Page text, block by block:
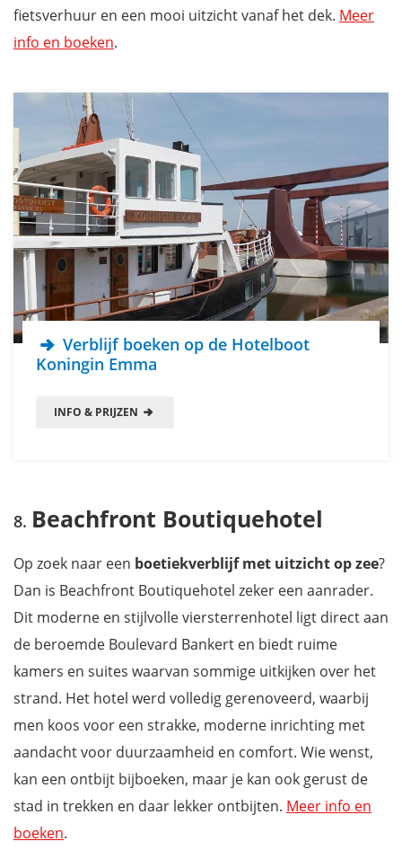
fietsverhuur en een mooi uitzicht vanaf het dek. Meer
info en boeken.
Verblijf boeken op de Hotelboot
Koningin Emma
INFO & PRIJZEN
Beachfront Boutiquehotel
Op zoek naar een boetiekverblijf met uitzicht op zee?
Dan is Beachfront Boutiquehotel zeker een aanrader.
Dit moderne en stijlvolle viersterrenhotel ligt direct aan
de beroemde Boulevard Bankert en biedt ruime
kamers en suites waarvan sommige uitkijken over het
strand. Het hotel werd volledig gerenoveerd, waarbij
men koos voor een strakke, moderne inrichting met
aandacht voor duurzaamheid en comfort. Wie wenst,
kan een ontbijt bijboeken, maar je kan ook gerust de
stad in trekken en daar lekker ontbijten. Meer info en
boeken.